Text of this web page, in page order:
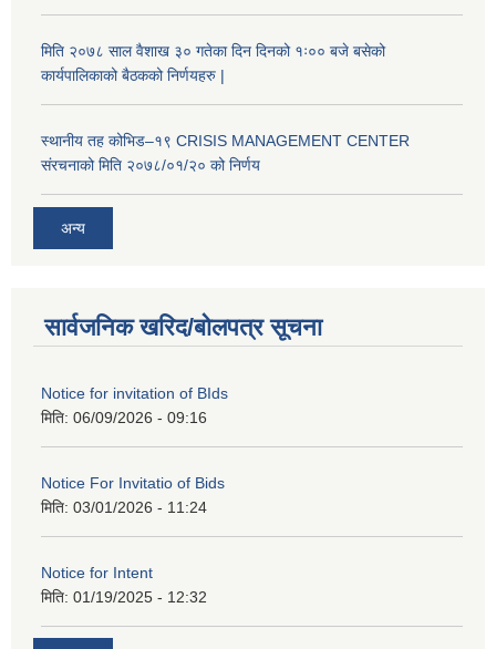
मिति २०७८ साल वैशाख ३० गतेका दिन दिनको १ः०० बजे बसेको
कार्यपालिकाको बैठकको निर्णयहरु |
स्थानीय तह कोभिड–१९ CRISIS MANAGEMENT CENTER
संरचनाको मिति २०७८/०१/२० को निर्णय
अन्य
सार्वजनिक खरिद/बोलपत्र सूचना
Notice for invitation of BIds
मिति: 06/09/2026 - 09:16
Notice For Invitatio of Bids
मिति: 03/01/2026 - 11:24
Notice for Intent
मिति: 01/19/2025 - 12:32